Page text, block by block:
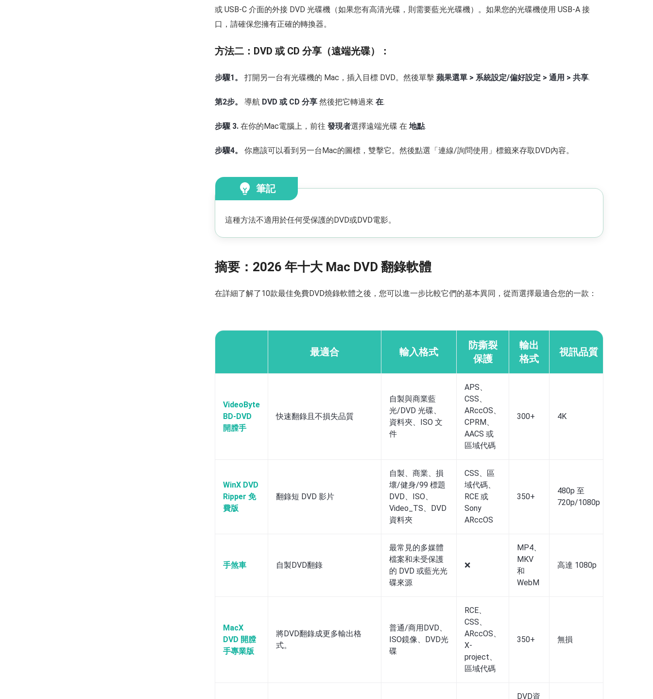
或 USB-C 介面的外接 DVD 光碟機（如果您有高清光碟，則需要藍光光碟機）。如果您的光碟機使用 USB-A 接
口，請確保您擁有正確的轉換器。
方法二：DVD 或 CD 分享（遠端光碟）：
步驟1。 打開另一台有光碟機的 Mac，插入目標 DVD。然後單擊 蘋果選單 > 系統設定/偏好設定 > 通用 > 共享.
第2步。 導航 DVD 或 CD 分享 然後把它轉過來 在.
步驟 3. 在你的Mac電腦上，前往 發現者選擇遠端光碟 在 地點.
步驟4。 你應該可以看到另一台Mac的圖標，雙擊它。然後點選「連線/詢問使用」標籤來存取DVD內容。
筆記
這種方法不適用於任何受保護的DVD或DVD電影。
摘要：2026 年十大 Mac DVD 翻錄軟體
在詳細了解了10款最佳免費DVD燒錄軟體之後，您可以進一步比較它們的基本異同，從而選擇最適合您的一款：
最適合 輸入格式
防撕裂
保護
輸出
格式
視訊品質
VideoByte
BD-DVD
開膛手
快速翻錄且不損失品質
自製與商業藍
光/DVD 光碟、
資料夾、ISO 文
件
APS、
CSS、
ARccOS、
CPRM、
AACS 或
區域代碼
300+ 4K
WinX DVD
Ripper 免
費版
翻錄短 DVD 影片
自製、商業、損
壞/健身/99 標題
DVD、ISO、
Video_TS、DVD
資料夾
CSS、區
域代碼、
RCE 或
Sony
ARccOS
350+
480p 至
720p/1080p
手煞車 自製DVD翻錄
最常見的多媒體
檔案和未受保護
的 DVD 或藍光光
碟來源
❌
MP4、
MKV
和
WebM
高達 1080p
MacX
DVD 開膛
手專業版
將DVD翻錄成更多輸出格
式。
普通/商用DVD、
ISO鏡像、DVD光
碟
RCE、
CSS、
ARccOS、
X-
project、
區域代碼
350+ 無損
DVD資